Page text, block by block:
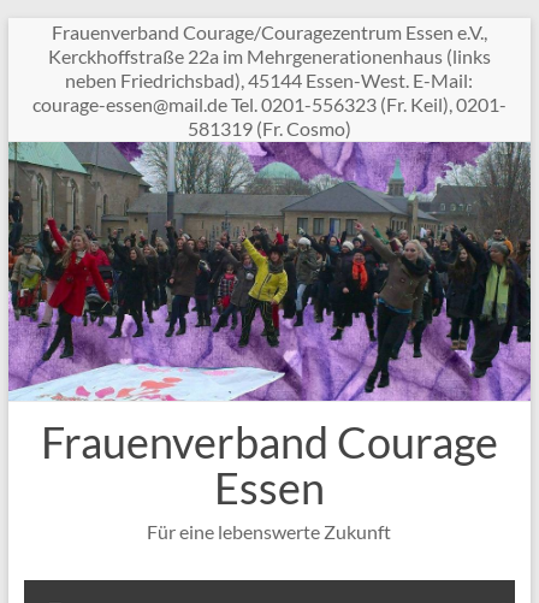
Inhalt
springen
Frauenverband Courage/Couragezentrum Essen e.V.,
Kerckhoffstraße 22a im Mehrgenerationenhaus (links
neben Friedrichsbad), 45144 Essen-West. E-Mail:
ed.li
am@ne
sse-e
garuo
c
Tel. 0201-556323 (Fr. Keil), 0201-
581319 (Fr. Cosmo)
Frauenverband Courage
Essen
Für eine lebenswerte Zukunft